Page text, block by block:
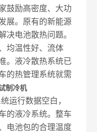
鼓励高密度、大功
展。原有的新能源
决电池散热问题。
均温性好、流体
。液冷散热系统已
的热管理系统就需
制冷机
运行数据空白，
的液冷系统。整车
电池包的合理温度